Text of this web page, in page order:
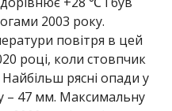
2003 року.
повітря в цей
році, коли стовпчик
рясні опади у
– 47 мм. Максимальну